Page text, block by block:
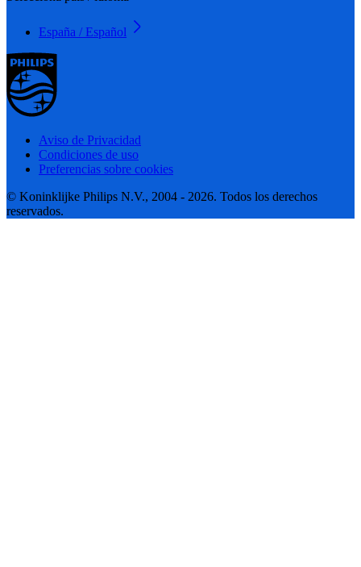
España / Español
Aviso de Privacidad
Condiciones de uso
Preferencias sobre cookies
© Koninklijke Philips N.V., 2004 - 2026. Todos los derechos
reservados.